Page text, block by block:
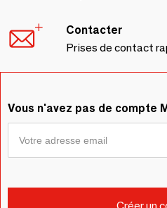
Contacter
Prises de contact
Vous n'avez pas de compte